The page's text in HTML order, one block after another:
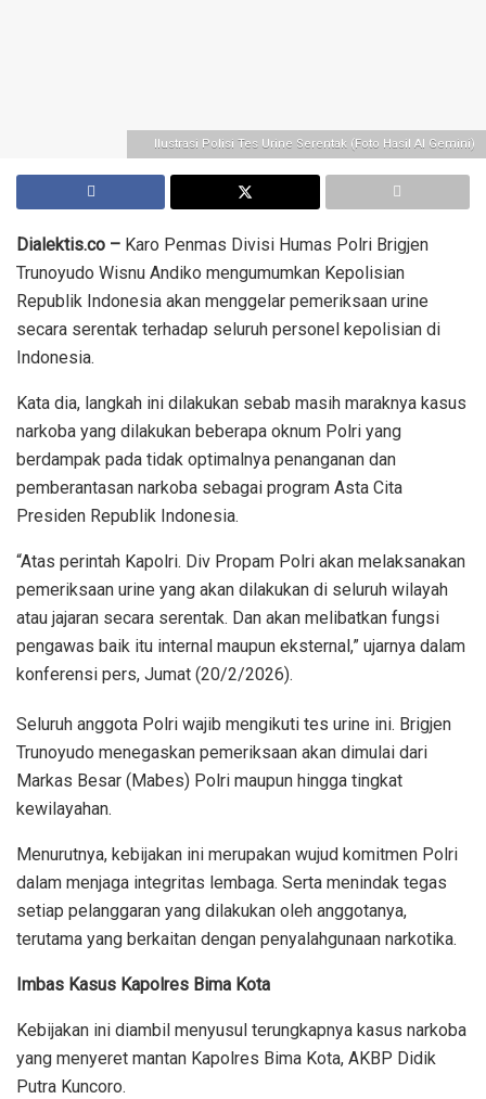
Ilustrasi Polisi Tes Urine Serentak (Foto Hasil AI Gemini)
Dialektis.co – Karo Penmas Divisi Humas Polri Brigjen
Trunoyudo Wisnu Andiko mengumumkan Kepolisian
Republik Indonesia akan menggelar pemeriksaan urine
secara serentak terhadap seluruh personel kepolisian di
Indonesia.
Kata dia, langkah ini dilakukan sebab masih maraknya kasus
narkoba yang dilakukan beberapa oknum Polri yang
berdampak pada tidak optimalnya penanganan dan
pemberantasan narkoba sebagai program Asta Cita
Presiden Republik Indonesia.
“Atas perintah Kapolri. Div Propam Polri akan melaksanakan
pemeriksaan urine yang akan dilakukan di seluruh wilayah
atau jajaran secara serentak. Dan akan melibatkan fungsi
pengawas baik itu internal maupun eksternal,” ujarnya dalam
konferensi pers, Jumat (20/2/2026).
Seluruh anggota Polri wajib mengikuti tes urine ini. Brigjen
Trunoyudo menegaskan pemeriksaan akan dimulai dari
Markas Besar (Mabes) Polri maupun hingga tingkat
kewilayahan.
Menurutnya, kebijakan ini merupakan wujud komitmen Polri
dalam menjaga integritas lembaga. Serta menindak tegas
setiap pelanggaran yang dilakukan oleh anggotanya,
terutama yang berkaitan dengan penyalahgunaan narkotika.
Imbas Kasus Kapolres Bima Kota
Kebijakan ini diambil menyusul terungkapnya kasus narkoba
yang menyeret mantan Kapolres Bima Kota, AKBP Didik
Putra Kuncoro.